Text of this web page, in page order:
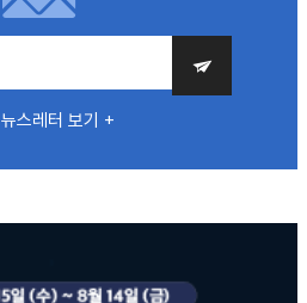
스레터 보기 +